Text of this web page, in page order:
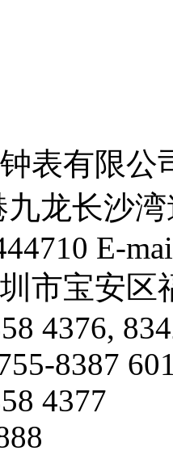
表有限公
龙长沙
E-
市宝安区
4376,
8387
4377